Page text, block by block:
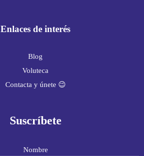
Enlaces de interés
Blog
Voluteca
Contacta y únete 😉
Suscríbete
Nombre